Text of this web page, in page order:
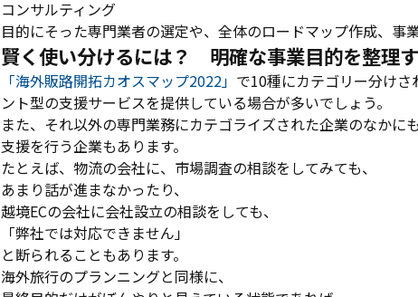
コンサルティング
目的にそった専門業者の選定や、全体のロードマップ作成、事
賢く使い分けるには？ 明確な事業目的を整理
「海外販路開拓カオスマップ2022」 で10種にカテゴリー分け
ント型の支援サービスを提供している場合が多いでしょう。
また、それ以外の専門業務にカテゴライズされた企業のなか
支援を行う企業もあります。
たとえば、物流の会社に、市場調査の相談をしてみても、
あまり話が進まなかったり、
越境ECの会社に会社設立の相談をしても、
「弊社では対応できません」
と断られることもあります。
海外旅行のプランニングと同様に、